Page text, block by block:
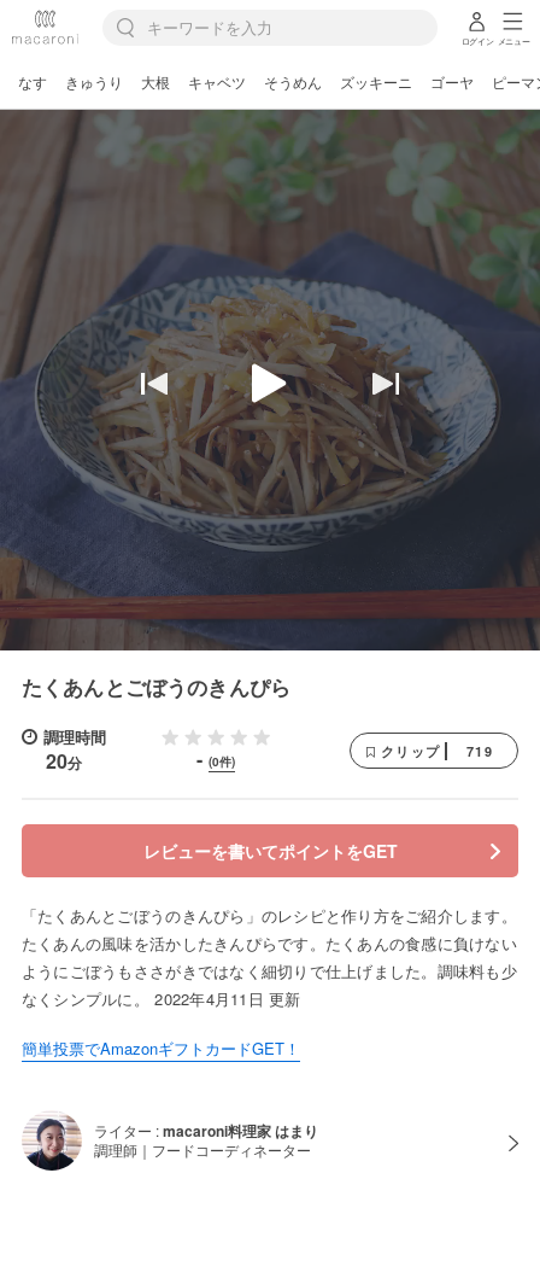
ログイン メニュー
なす きゅうり 大根 キャベツ そうめん ズッキーニ ゴーヤ ピーマ
たくあんとごぼうのきんぴら
調理時間
20分 - (0件)
クリップ 719
レビューを書いてポイントをGET
「たくあんとごぼうのきんぴら」のレシピと作り方をご紹介します。
たくあんの風味を活かしたきんぴらです。たくあんの食感に負けない
ようにごぼうもささがきではなく細切りで仕上げました。調味料も少
なくシンプルに。 2022年4月11日 更新
簡単投票でAmazonギフトカードGET！
ライター :macaroni料理家 はまり
調理師｜フードコーディネーター